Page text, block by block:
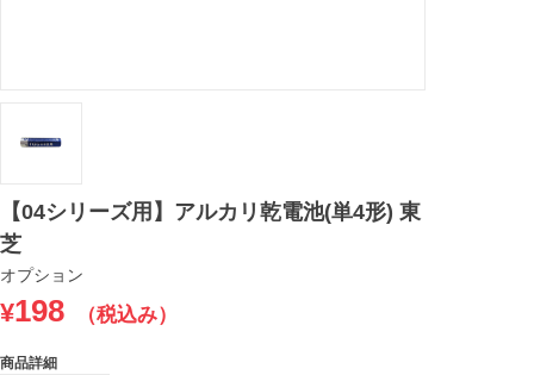
【04シリーズ用】アルカリ乾電池(単4形) 東
芝
オプション
¥198 （税込み）
商品詳細